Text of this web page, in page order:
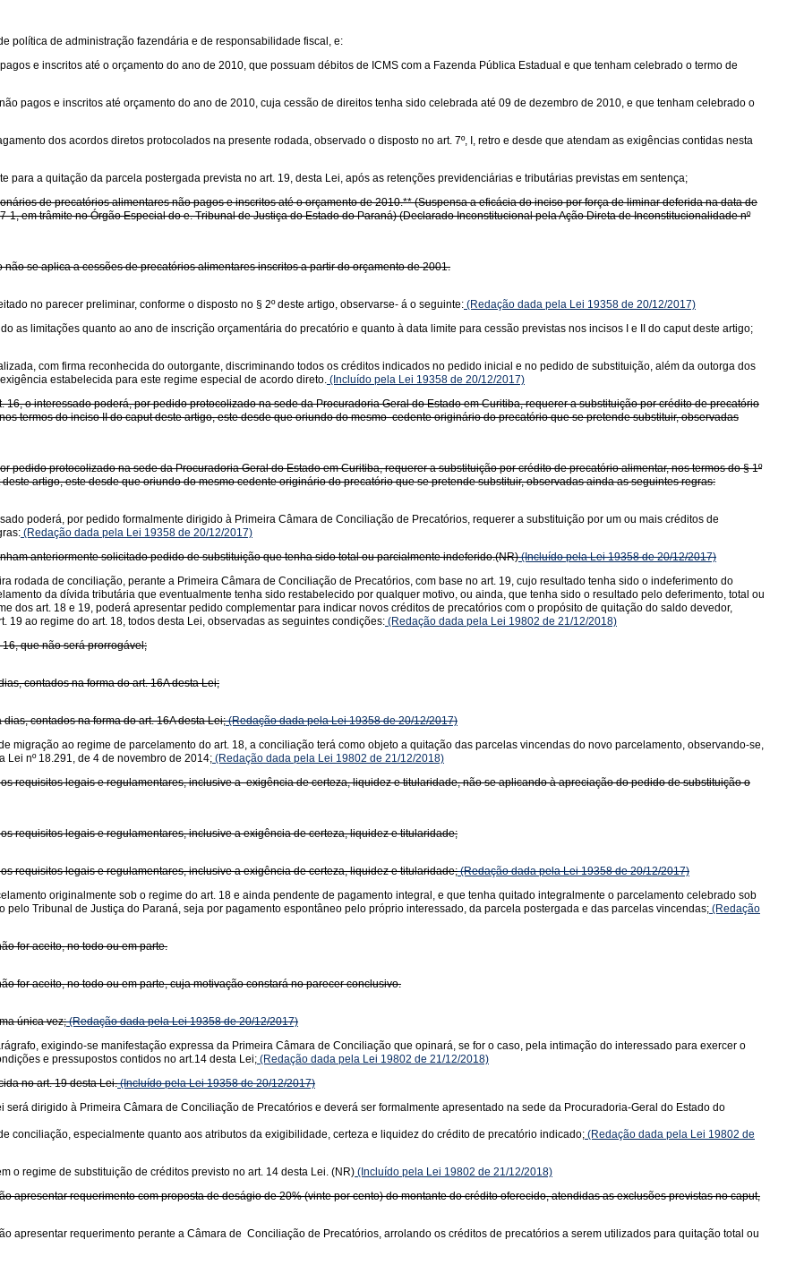
política de administração fazendária e de responsabilidade fiscal, e:
e inscritos até o orçamento do ano de 2010, que possuam débitos de ICMS com a Fazenda Pública Estadual e que tenham celebrado o termo de
pagos e inscritos até orçamento do ano de 2010, cuja cessão de direitos tenha sido celebrada até 09 de dezembro de 2010, e que tenham celebrado o
dos acordos diretos protocolados na presente rodada, observado o disposto no art. 7º, I, retro e desde que atendam as exigências contidas nesta
a quitação da parcela postergada prevista no art. 19, desta Lei, após as retenções previdenciárias e tributárias previstas em sentença;
de precatórios alimentares não pagos e inscritos até o orçamento de 2010.** (Suspensa a eficácia do inciso por força de liminar deferida na data de
em trâmite no Órgão Especial do e. Tribunal de Justiça do Estado do Paraná) (Declarado Inconstitucional pela Ação Direta de Inconstitucionalidade nº
se aplica a cessões de precatórios alimentares inscritos a partir do orçamento de 2001.
no parecer preliminar, conforme o disposto no § 2º deste artigo, observarse- á o seguinte: (Redação dada pela Lei 19358 de 20/12/2017)
as limitações quanto ao ano de inscrição orçamentária do precatório e quanto à data limite para cessão previstas nos incisos I e II do caput deste artigo;
com firma reconhecida do outorgante, discriminando todos os créditos indicados no pedido inicial e no pedido de substituição, além da outorga dos
estabelecida para este regime especial de acordo direto. (Incluído pela Lei 19358 de 20/12/2017)
o interessado poderá, por pedido protocolizado na sede da Procuradoria Geral do Estado em Curitiba, requerer a substituição por crédito de precatório
termos do inciso II do caput deste artigo, este desde que oriundo do mesmo cedente originário do precatório que se pretende substituir, observadas
pedido protocolizado na sede da Procuradoria Geral do Estado em Curitiba, requerer a substituição por crédito de precatório alimentar, nos termos do § 1º
artigo, este desde que oriundo do mesmo cedente originário do precatório que se pretende substituir, observadas ainda as seguintes regras:
poderá, por pedido formalmente dirigido à Primeira Câmara de Conciliação de Precatórios, requerer a substituição por um ou mais créditos de
(Redação dada pela Lei 19358 de 20/12/2017)
anteriormente solicitado pedido de substituição que tenha sido total ou parcialmente indeferido.(NR)(Incluído pela Lei 19358 de 20/12/2017)
rodada de conciliação, perante a Primeira Câmara de Conciliação de Precatórios, com base no art. 19, cujo resultado tenha sido o indeferimento do
da dívida tributária que eventualmente tenha sido restabelecido por qualquer motivo, ou ainda, que tenha sido o resultado pelo deferimento, total ou
dos art. 18 e 19, poderá apresentar pedido complementar para indicar novos créditos de precatórios com o propósito de quitação do saldo devedor,
ao regime do art. 18, todos desta Lei, observadas as seguintes condições: (Redação dada pela Lei 19802 de 21/12/2018)
que não será prorrogável;
contados na forma do art. 16A desta Lei;
contados na forma do art. 16A desta Lei;(Redação dada pela Lei 19358 de 20/12/2017)
migração ao regime de parcelamento do art. 18, a conciliação terá como objeto a quitação das parcelas vincendas do novo parcelamento, observando-se,
Lei nº 18.291, de 4 de novembro de 2014; (Redação dada pela Lei 19802 de 21/12/2018)
requisitos legais e regulamentares, inclusive a exigência de certeza, liquidez e titularidade, não se aplicando à apreciação do pedido de substituição o
requisitos legais e regulamentares, inclusive a exigência de certeza, liquidez e titularidade;
requisitos legais e regulamentares, inclusive a exigência de certeza, liquidez e titularidade;(Redação dada pela Lei 19358 de 20/12/2017)
originalmente sob o regime do art. 18 e ainda pendente de pagamento integral, e que tenha quitado integralmente o parcelamento celebrado sob
Tribunal de Justiça do Paraná, seja por pagamento espontâneo pelo próprio interessado, da parcela postergada e das parcelas vincendas; (Redação
for aceito, no todo ou em parte.
for aceito, no todo ou em parte, cuja motivação constará no parecer conclusivo.
única vez;(Redação dada pela Lei 19358 de 20/12/2017)
exigindo-se manifestação expressa da Primeira Câmara de Conciliação que opinará, se for o caso, pela intimação do interessado para exercer o
e pressupostos contidos no art.14 desta Lei; (Redação dada pela Lei 19802 de 21/12/2018)
no art. 19 desta Lei.(Incluído pela Lei 19358 de 20/12/2017)
dirigido à Primeira Câmara de Conciliação de Precatórios e deverá ser formalmente apresentado na sede da Procuradoria-Geral do Estado do
conciliação, especialmente quanto aos atributos da exigibilidade, certeza e liquidez do crédito de precatório indicado; (Redação dada pela Lei 19802 de
o regime de substituição de créditos previsto no art. 14 desta Lei. (NR) (Incluído pela Lei 19802 de 21/12/2018)
apresentar requerimento com proposta de deságio de 20% (vinte por cento) do montante do crédito oferecido, atendidas as exclusões previstas no caput,
apresentar requerimento perante a Câmara de Conciliação de Precatórios, arrolando os créditos de precatórios a serem utilizados para quitação total ou